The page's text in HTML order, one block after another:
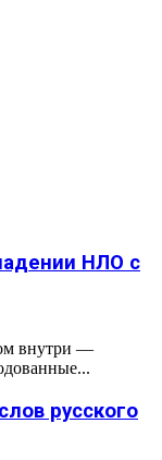
НЛО с
внутри —
русского